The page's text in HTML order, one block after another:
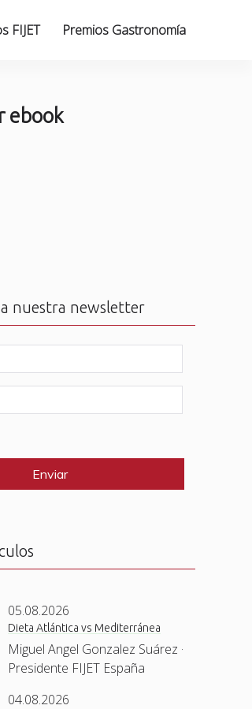
FIJET Premios Gastronomía
ebook
nuestra newsletter
05.08.2026
Dieta Atlántica vs Mediterránea
Miguel Angel Gonzalez Suárez ·
Presidente FIJET España
04.08.2026